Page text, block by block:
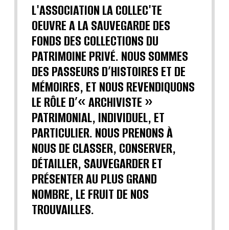
L'ASSOCIATION LA COLLEC'TE
OEUVRE A LA SAUVEGARDE DES
FONDS DES COLLECTIONS DU
PATRIMOINE PRIVÉ. NOUS SOMMES
DES PASSEURS D’HISTOIRES ET DE
MÉMOIRES, ET NOUS REVENDIQUONS
LE RÔLE D’« ARCHIVISTE »
PATRIMONIAL, INDIVIDUEL, ET
PARTICULIER. NOUS PRENONS À
NOUS DE CLASSER, CONSERVER,
DÉTAILLER, SAUVEGARDER ET
PRÉSENTER AU PLUS GRAND
NOMBRE, LE FRUIT DE NOS
TROUVAILLES.